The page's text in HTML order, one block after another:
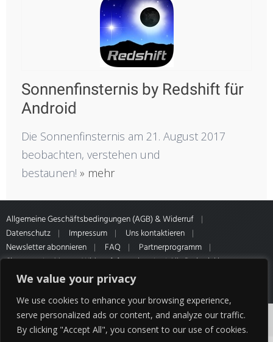
We value your privacy
We use cookies to enhance your browsing experience,
serve personalized ads or content, and analyze our traffic.
By clicking "Accept All", you consent to our use of cookies.
Sonnenfinsternis by Redshift für
Android
Die Sonnenfinsternis am 21. August 2017
beobachten, verstehen und
bestaunen! » mehr
Allgemeine Geschäftsbedingungen (AGB) & Widerruf
Datenschutz
Impressum
Uns kontaktieren
Newsletter abonnieren
FAQ
Partnerprogramm
Sitemap
Muster-Widerrufsformular
* Alle Preise inkl.
gesetzl. MwSt. Zahlung- & Versandinformationen unseres Partners
Cookies erleichtern die Bereitstellung unserer
Dienste. Mit der Nutzung unserer Dienste